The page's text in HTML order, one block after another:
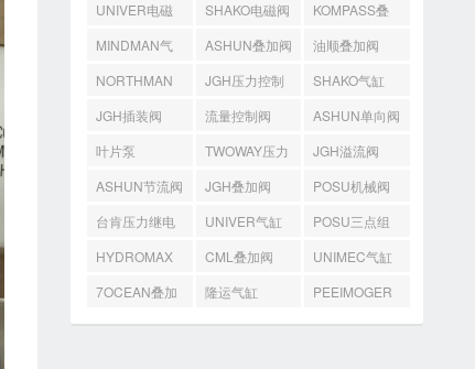
阀
阀
UNIVER电磁
阀
SHAKO电磁阀
KOMPASS叠
加阀
MINDMAN气
缸
ASHUN叠加阀
油顺叠加阀
NORTHMAN
叠加阀
JGH压力控制
阀
SHAKO气缸
JGH插装阀
流量控制阀
ASHUN单向阀
叶片泵
TWOWAY压力
开关
JGH溢流阀
ASHUN节流阀
JGH叠加阀
POSU机械阀
台肯压力继电
器
UNIVER气缸
POSU三点组
合
HYDROMAX
齿轮泵
CML叠加阀
UNIMEC气缸
7OCEAN叠加
阀
隆运气缸
PEEIMOGER
马达